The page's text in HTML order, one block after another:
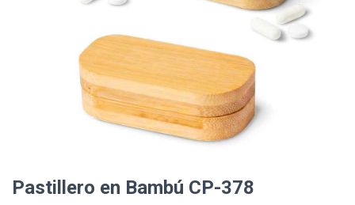
Pastillero en Bambú CP-378